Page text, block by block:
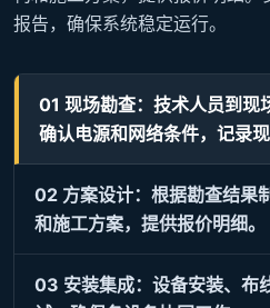
报告，确保系统稳定运行。
01 现场勘查：技术人员到现
确认电源和网络条件，记录现
02 方案设计：根据勘查结果
和施工方案，提供报价明细。
03 安装集成：设备安装、布